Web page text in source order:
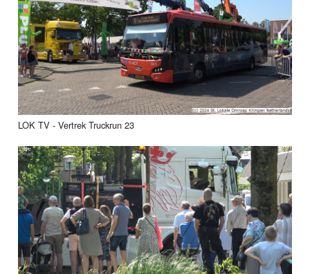
LOK TV - Vertrek Truckrun 23